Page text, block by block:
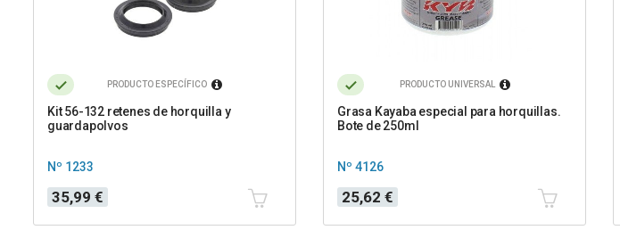
PRODUCTO ESPECÍFICO
Kit 56-132 retenes de horquilla y
guardapolvos
Nº 1233
Precio
35,99 €
PRODUCTO UNIVERSAL
Grasa Kayaba especial para horquillas.
Bote de 250ml
Nº 4126
Precio
25,62 €